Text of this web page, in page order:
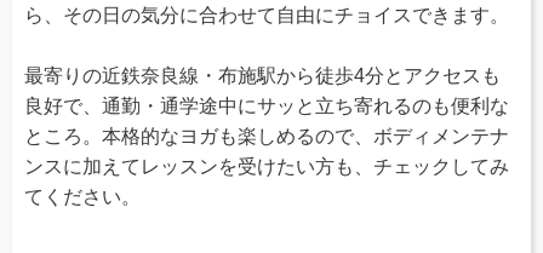
ら、その日の気分に合わせて自由にチョイスできます。
最寄りの近鉄奈良線・布施駅から徒歩4分とアクセスも
良好で、通勤・通学途中にサッと立ち寄れるのも便利な
ところ。本格的なヨガも楽しめるので、ボディメンテナ
ンスに加えてレッスンを受けたい方も、チェックしてみ
てください。